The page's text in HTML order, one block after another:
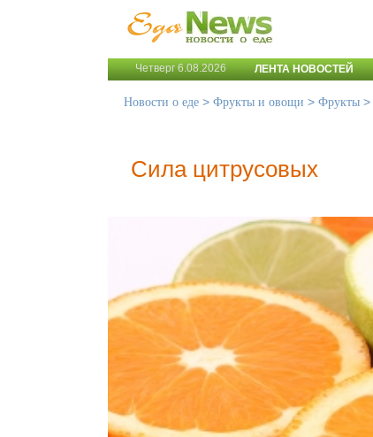
Четверг 6.08.2026 ЛЕНТА НОВОСТЕЙ
Новости о еде > Фрукты и овощи > Фрукты >
Сила цитрусовых